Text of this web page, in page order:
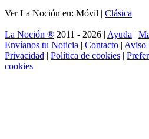
Ver La Noción en: Móvil | Clásica
La Noción ® 2011 - 2026 | Ayuda |
Envíanos tu Noticia | Contacto | Aviso
Privacidad | Política de cookies |
cookies